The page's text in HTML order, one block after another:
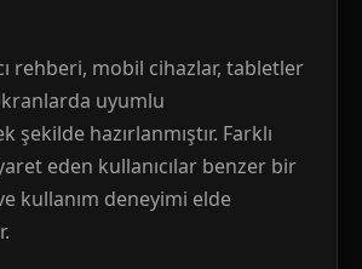
rehberi, mobil cihazlar, tabletler
uyumlu
şekilde hazırlanmıştır. Farklı
eden kullanıcılar benzer bir
kullanım deneyimi elde